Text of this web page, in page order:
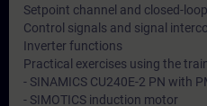
Setpoint channel and closed-
Control signals and signal
Inverter functions
Practical exercises using the
- SINAMICS CU240E-2 PN with
- SIMOTICS induction motor